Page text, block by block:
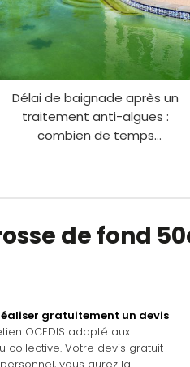
Délai de baignade après un
traitement anti-algues :
combien de temps
de fond
gratuitement un devis
OCEDIS adapté aux
collective. Votre devis gratuit